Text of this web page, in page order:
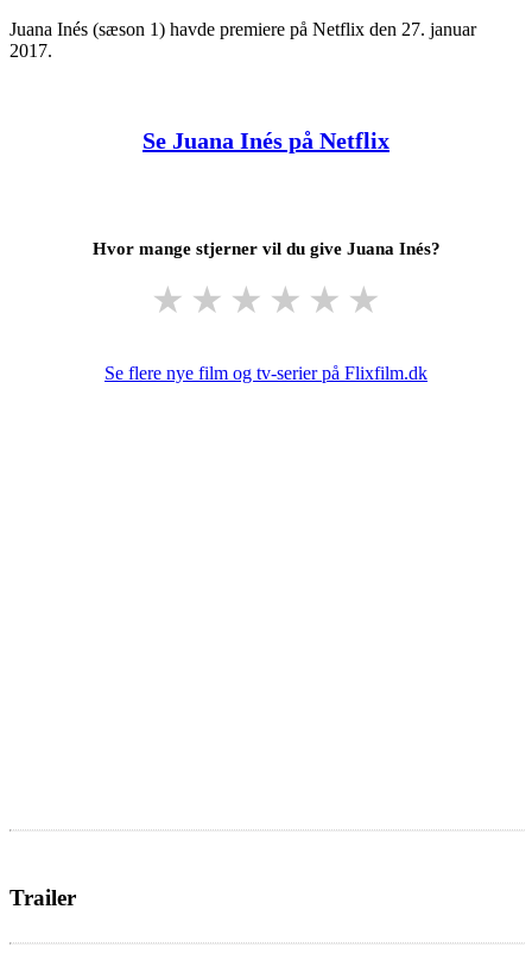
Juana Inés (sæson 1) havde premiere på Netflix den 27. januar
2017.
Se Juana Inés på Netflix
Hvor mange stjerner vil du give Juana Inés?
★ ★ ★ ★ ★ ★
Se flere nye film og tv-serier på Flixfilm.dk
Trailer